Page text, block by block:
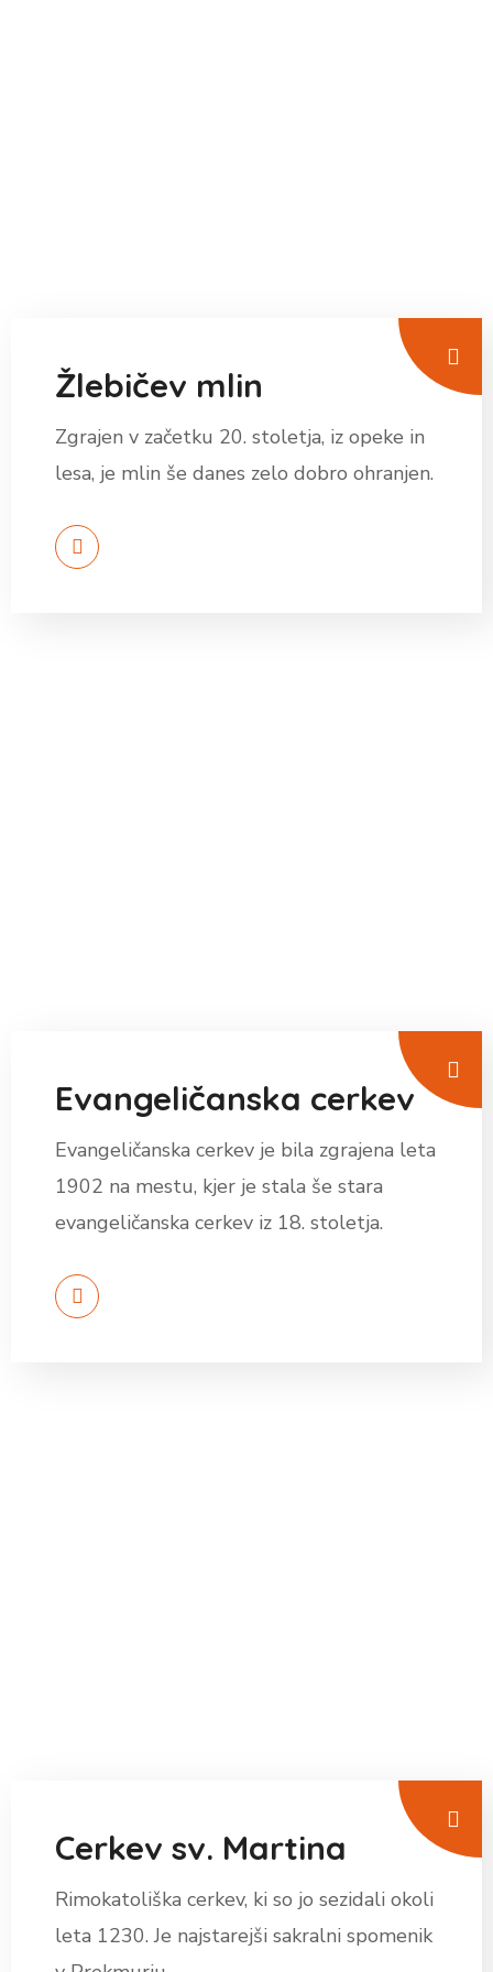
Žlebičev mlin
Zgrajen v začetku 20. stoletja, iz opeke in
lesa, je mlin še danes zelo dobro ohranjen.
Evangeličanska cerkev
Evangeličanska cerkev je bila zgrajena leta
1902 na mestu, kjer je stala še stara
evangeličanska cerkev iz 18. stoletja.
Cerkev sv. Martina
Rimokatoliška cerkev, ki so jo sezidali okoli
leta 1230. Je najstarejši sakralni spomenik